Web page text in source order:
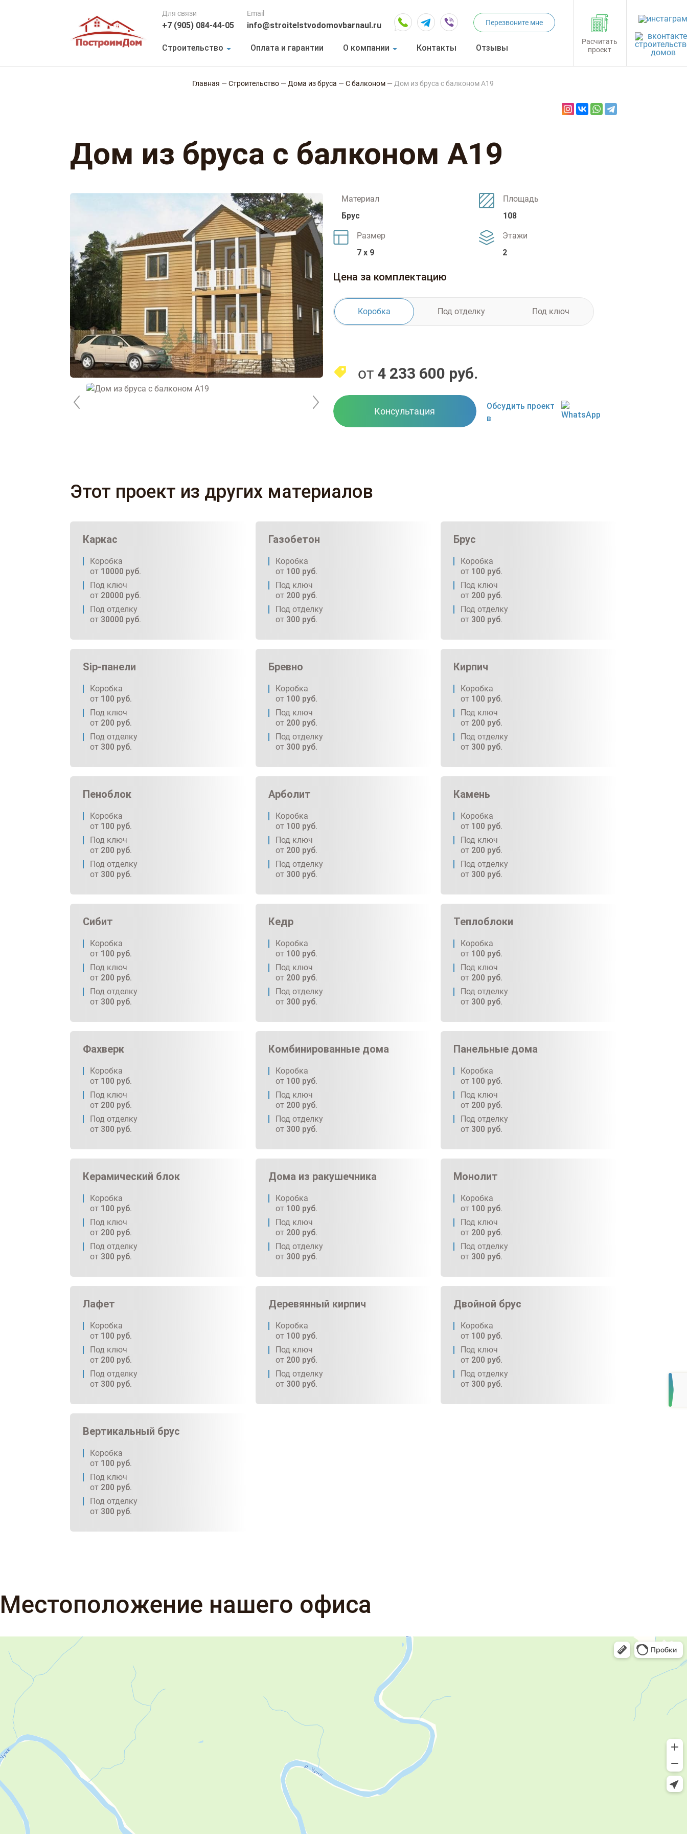
Для связи
+7 (905) 084-44-05
Email
info@stroitelstvodomovbarnaul.ru Перезвоните мне
Строительство Оплата и гарантии О компании Контакты Отзывы
Расчитать
проект
Главная — Строительство — Дома из бруса — С балконом — Дом из бруса с балконом А19
Дом из бруса с балконом А19
Материал
Брус
Площадь
108
Размер
7 x 9
Этажи
2
Цена за комплектацию
Коробка Под отделку Под ключ
от 4 233 600 руб.
Консультация
Обсудить проект
в
Этот проект из других материалов
Каркас
Коробка
от 10000 руб.
Под ключ
от 20000 руб.
Под отделку
от 30000 руб.
Газобетон
Коробка
от 100 руб.
Под ключ
от 200 руб.
Под отделку
от 300 руб.
Брус
Коробка
от 100 руб.
Под ключ
от 200 руб.
Под отделку
от 300 руб.
Sip-панели
Коробка
от 100 руб.
Под ключ
от 200 руб.
Под отделку
от 300 руб.
Бревно
Коробка
от 100 руб.
Под ключ
от 200 руб.
Под отделку
от 300 руб.
Кирпич
Коробка
от 100 руб.
Под ключ
от 200 руб.
Под отделку
от 300 руб.
Пеноблок
Коробка
от 100 руб.
Под ключ
от 200 руб.
Под отделку
от 300 руб.
Арболит
Коробка
от 100 руб.
Под ключ
от 200 руб.
Под отделку
от 300 руб.
Камень
Коробка
от 100 руб.
Под ключ
от 200 руб.
Под отделку
от 300 руб.
Сибит
Коробка
от 100 руб.
Под ключ
от 200 руб.
Под отделку
от 300 руб.
Кедр
Коробка
от 100 руб.
Под ключ
от 200 руб.
Под отделку
от 300 руб.
Теплоблоки
Коробка
от 100 руб.
Под ключ
от 200 руб.
Под отделку
от 300 руб.
Фахверк
Коробка
от 100 руб.
Под ключ
от 200 руб.
Под отделку
от 300 руб.
Комбинированные дома
Коробка
от 100 руб.
Под ключ
от 200 руб.
Под отделку
от 300 руб.
Панельные дома
Коробка
от 100 руб.
Под ключ
от 200 руб.
Под отделку
от 300 руб.
Керамический блок
Коробка
от 100 руб.
Под ключ
от 200 руб.
Под отделку
от 300 руб.
Дома из ракушечника
Коробка
от 100 руб.
Под ключ
от 200 руб.
Под отделку
от 300 руб.
Монолит
Коробка
от 100 руб.
Под ключ
от 200 руб.
Под отделку
от 300 руб.
Лафет
Коробка
от 100 руб.
Под ключ
от 200 руб.
Под отделку
от 300 руб.
Деревянный кирпич
Коробка
от 100 руб.
Под ключ
от 200 руб.
Под отделку
от 300 руб.
Двойной брус
Коробка
от 100 руб.
Под ключ
от 200 руб.
Под отделку
от 300 руб.
Вертикальный брус
Коробка
от 100 руб.
Под ключ
от 200 руб.
Под отделку
от 300 руб.
Местоположение нашего офиса